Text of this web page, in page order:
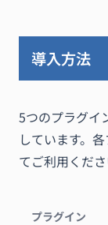
導入方法
5つのプラグイ
しています。
てご利用くださ
プラグイン